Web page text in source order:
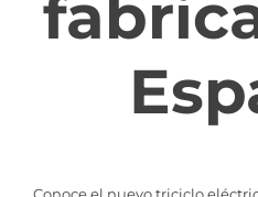
Conoce el nuevo triciclo